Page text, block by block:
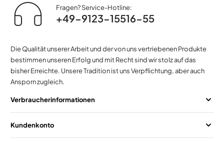
Fragen? Service-Hotline:
+49-9123-15516-55
Die Qualität unserer Arbeit und der von uns vertriebenen Produkte
bestimmen unseren Erfolg und mit Recht sind wir stolz auf das
bisher Erreichte. Unsere Tradition ist uns Verpflichtung, aber auch
Ansporn zugleich.
Verbraucherinformationen
Kundenkonto